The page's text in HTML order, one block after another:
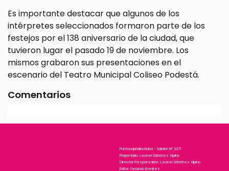
Es importante destacar que algunos de los
intérpretes seleccionados formaron parte de los
festejos por el 138 aniversario de la ciudad, que
tuvieron lugar el pasado 19 de noviembre. Los
mismos grabaron sus presentaciones en el
escenario del Teatro Municipal Coliseo Podestá.
Comentarios
Puntocapitalnoticias - Edición N° 2271
Propietario: Leonel Sánchez Alpino
Director Responsable: Leonel Sánchez Alpino
Editor: Facundo Benitez